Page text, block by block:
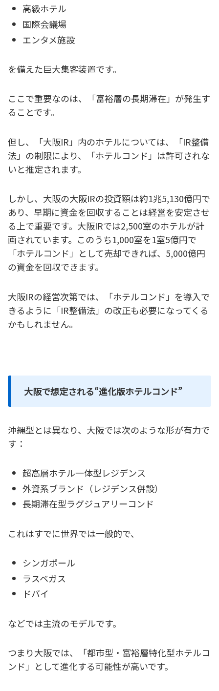
高級ホテル
国際会議場
エンタメ施設
を備えた巨大集客装置です。
ここで重要なのは、「富裕層の長期滞在」が発生す
ることです。
但し、「大阪IR」内のホテルについては、「IR整備
法」の制限により、「ホテルコンド」は許可されな
いと推定されます。
しかし、大阪の大阪IRの投資額は約1兆5,130億円で
あり、早期に資金を回収することは経営を安定させ
る上で重要です。大阪IRでは2,500室のホテルが計
画されています。このうち1,000室を1室5億円で
「ホテルコンド」として売却できれば、5,000億円
の資金を回収できます。
大阪IRの経営次第では、「ホテルコンド」を導入で
きるように「IR整備法」の改正も必要になってくる
かもしれません。
大阪で想定される“進化版ホテルコンド”
沖縄型とは異なり、大阪では次のような形が有力で
す：
超高層ホテル一体型レジデンス
外資系ブランド（レジデンス併設）
長期滞在型ラグジュアリーコンド
これはすでに世界では一般的で、
シンガポール
ラスベガス
ドバイ
などでは主流のモデルです。
つまり大阪では、「都市型・富裕層特化型ホテルコ
ンド」として進化する可能性が高いです。